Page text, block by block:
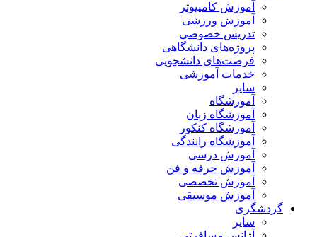
آموزش کامپیوتر
آموزش ورزشی
تدریس خصوصی
پروژه‌های دانشگاهی
فرصت‌های دانشجویی
خدمات آموزشی
سایر
آموزشگاه
آموزشگاه زبان
آموزشگاه کنکور
آموزشگاه رانندگی
آموزش درسی
آموزش حرفه و فن
آموزش تخصصی
آموزش موسیقی
گردشگری
سایر